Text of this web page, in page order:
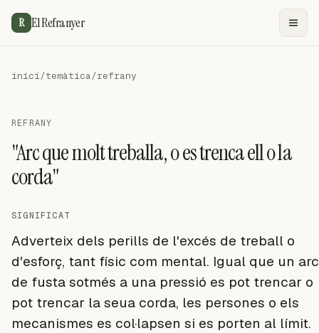
R El Refranyer
inici/temàtica/refrany
REFRANY
"Arc que molt treballa, o es trenca ell o la
corda"
SIGNIFICAT
Adverteix dels perills de l'excés de treball o
d'esforç, tant físic com mental. Igual que un arc
de fusta sotmés a una pressió es pot trencar o
pot trencar la seua corda, les persones o els
mecanismes es col·lapsen si es porten al límit.